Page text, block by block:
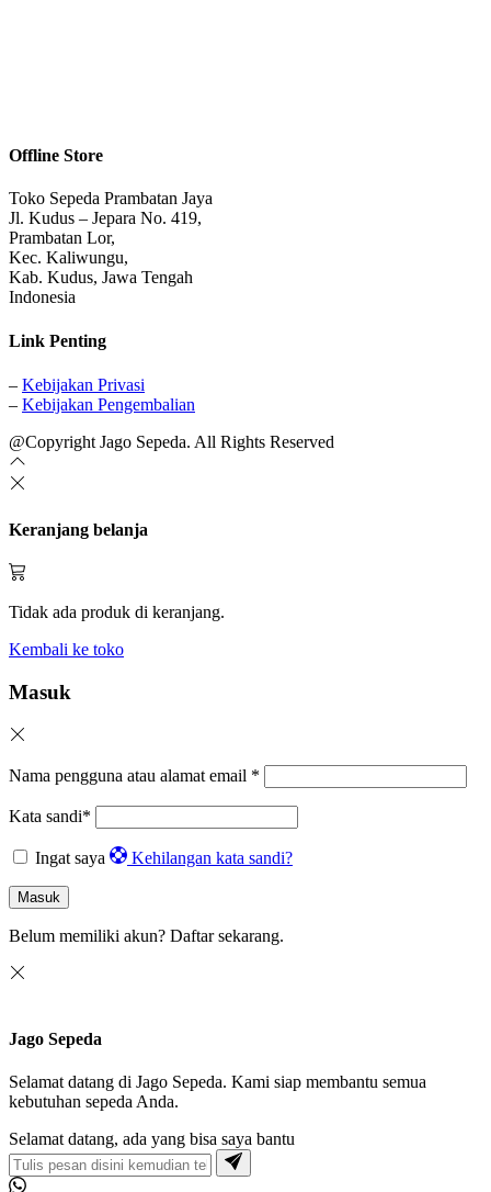
Offline Store
Toko Sepeda Prambatan Jaya
Jl. Kudus – Jepara No. 419,
Prambatan Lor,
Kec. Kaliwungu,
Kab. Kudus, Jawa Tengah
Indonesia
Link Penting
– Kebijakan Privasi
– Kebijakan Pengembalian
@Copyright Jago Sepeda. All Rights Reserved
Keranjang belanja
Tidak ada produk di keranjang.
Kembali ke toko
Masuk
Nama pengguna atau alamat email *
Kata sandi*
Ingat saya Kehilangan kata sandi?
Masuk
Belum memiliki akun? Daftar sekarang.
Jago Sepeda
Selamat datang di Jago Sepeda. Kami siap membantu semua
kebutuhan sepeda Anda.
Selamat datang, ada yang bisa saya bantu